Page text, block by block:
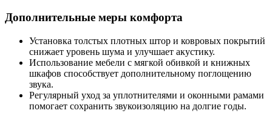
Дополнительные меры комфорта
Установка толстых плотных штор и ковровых покрытий
снижает уровень шума и улучшает акустику.
Использование мебели с мягкой обивкой и книжных
шкафов способствует дополнительному поглощению
звука.
Регулярный уход за уплотнителями и оконными рамами
помогает сохранить звукоизоляцию на долгие годы.